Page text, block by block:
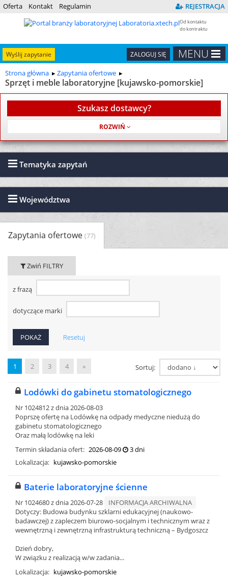
Oferta Kontakt Regulamin REJESTRACJA
Od kontaktu
do kontraktu
MENU
ZALOGUJ SIĘ
Wyślij zapytanie
Strona główna Zapytania ofertowe
Sprzęt i meble laboratoryjne [kujawsko-pomorskie]
Zapytania ofertowe (77)
Zwiń FILTRY
z frazą
dotyczące marki
Resetuj
1 2 3 4 » Sortuj:
Lodówki do gabinetu stomatologicznego
Nr 1024812 z dnia 2026-08-03
Poprszę ofertę na Lodówkę na odpady medyczne niedużą do
gabinetu stomatologicznego
Oraz małą lodówkę na leki
Termin składania ofert: 2026-08-09
3 dni
Lokalizacja: kujawsko-pomorskie
Baterie laboratoryjne ścienne
Nr 1024680 z dnia 2026-07-28
INFORMACJA ARCHIWALNA
Dotyczy: Budowa budynku szklarni edukacyjnej (naukowo-
badawczej) z zapleczem biurowo-socjalnym i technicznym wraz z
wewnętrzną i zewnętrzną infrastrukturą techniczną – Bydgoszcz
Dzień dobry,
W związku z realizacją w/w zadania...
Lokalizacja: kujawsko-pomorskie
Tematyka zapytań
Województwa
Szukasz dostawcy?
Usługa jest bezpłatna